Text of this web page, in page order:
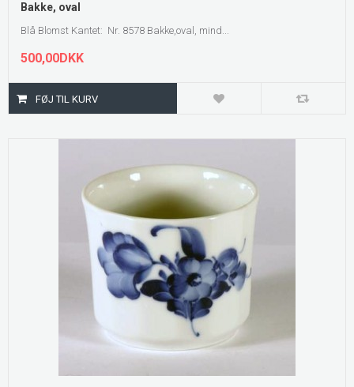
Bakke, oval
Blå Blomst Kantet: Nr. 8578 Bakke,oval, mind...
500,00DKK